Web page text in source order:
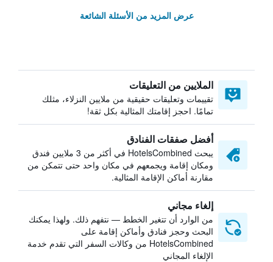
عرض المزيد من الأسئلة الشائعة
الملايين من التعليقات
تقييمات وتعليقات حقيقية من ملايين النزلاء، مثلك
تمامًا. احجز إقامتك المثالية بكل ثقة!
أفضل صفقات الفنادق
يبحث HotelsCombined في أكثر من 3 ملايين فندق
ومكان إقامة ويجمعهم في مكان واحد حتى تتمكن من
مقارنة أماكن الإقامة المثالية.
إلغاء مجاني
من الوارد أن تتغير الخطط — نتفهم ذلك. ولهذا يمكنك
البحث وحجز فنادق وأماكن إقامة على
HotelsCombined من وكالات السفر التي تقدم خدمة
الإلغاء المجاني